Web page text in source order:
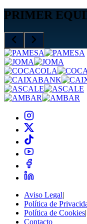
PRIMER
Aviso Legal|
Política de
Política de Cookies|
Contacto